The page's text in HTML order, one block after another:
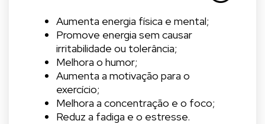
Aumenta energia física e mental;
Promove energia sem causar
irritabilidade ou tolerância;
Melhora o humor;
Aumenta a motivação para o
exercício;
Melhora a concentração e o foco;
Reduz a fadiga e o estresse.